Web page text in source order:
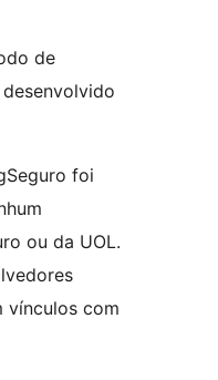
de
foi
ou da UOL.
vínculos com